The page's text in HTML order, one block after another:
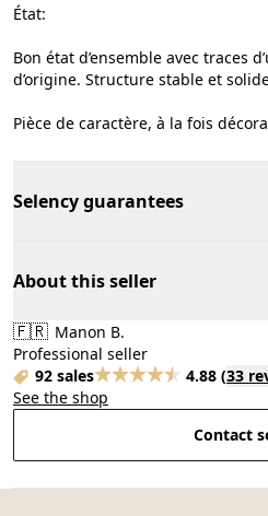
État:
Bon état d’ensemble avec traces
d’origine. Structure stable et
Pièce de caractère, à la fois
Selency guarantees
About this seller
🇫🇷 Manon B.
Professional seller
92 sales
4.88 (33
See the shop
Contact